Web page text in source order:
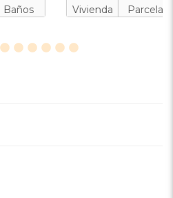
Habitaciones
Baños
Piscina